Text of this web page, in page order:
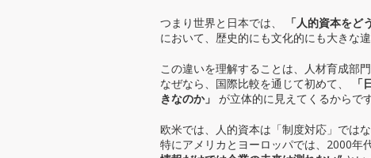
つまり世界と日本では、 「人的資本をど
において、歴史的にも文化的にも大きな違
この違いを理解することは、人材育成部
なぜなら、国際比較を通じて初めて、
きなのか」 が立体的に見えてくるからです
欧米では、人的資本は「制度対応」ではな
特にアメリカとヨーロッパでは、2000年